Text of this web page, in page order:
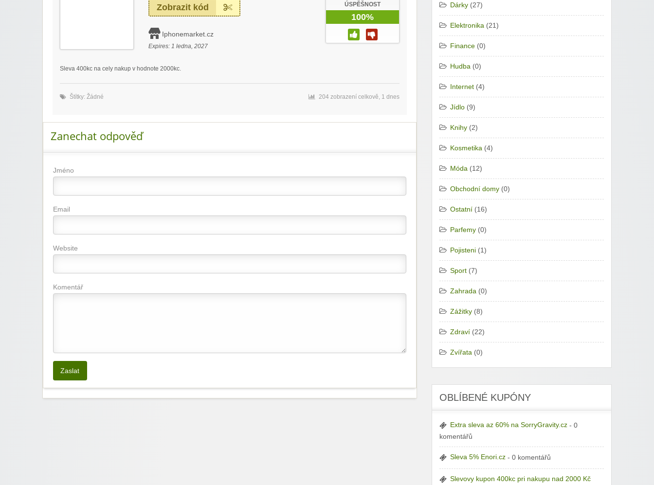
Zobrazit kód
Iphonemarket.cz
Expires: 1 ledna, 2027
ÚSPĚŠNOST
100%
Sleva 400kc na cely nakup v hodnote 2000kc.
Štítky: Žádné 204 zobrazení celkově, 1 dnes
Zanechat odpověď
Jméno
Email
Website
Komentář
Zaslat
Dárky (27)
Elektronika (21)
Finance (0)
Hudba (0)
Internet (4)
Jídlo (9)
Knihy (2)
Kosmetika (4)
Móda (12)
Obchodní domy (0)
Ostatní (16)
Parfemy (0)
Pojisteni (1)
Sport (7)
Zahrada (0)
Zážitky (8)
Zdraví (22)
Zvířata (0)
OBLÍBENÉ KUPÓNY
Extra sleva az 60% na SorryGravity.cz - 0
komentářů
Sleva 5% Enori.cz - 0 komentářů
Slevovy kupon 400kc pri nakupu nad 2000 Kč